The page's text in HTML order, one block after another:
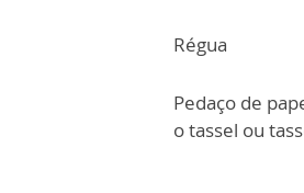
Régua
Pedaço de
o tassel ou